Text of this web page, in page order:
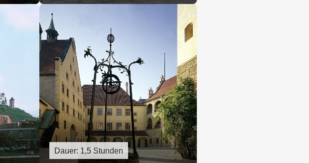
Dauer: 1,5 Stunden